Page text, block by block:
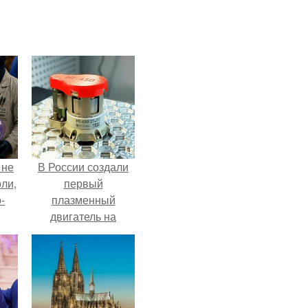
В России создали
первый
плазменный
двигатель на
криптоне.